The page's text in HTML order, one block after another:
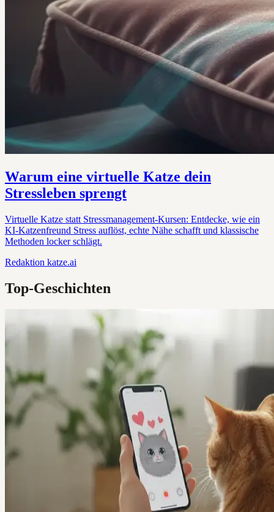
Warum eine virtuelle Katze dein
Stressleben sprengt
Virtuelle Katze statt Stressmanagement-Kursen: Entdecke, wie ein
KI-Katzenfreund Stress auflöst, echte Nähe schafft und klassische
Methoden locker schlägt.
Redaktion katze.ai
Top-Geschichten